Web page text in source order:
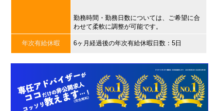
勤務時間・勤務日数については、ご希望に合
わせて柔軟に調整が可能です。
年次有給休暇 6ヶ月経過後の年次有給休暇日数：5日